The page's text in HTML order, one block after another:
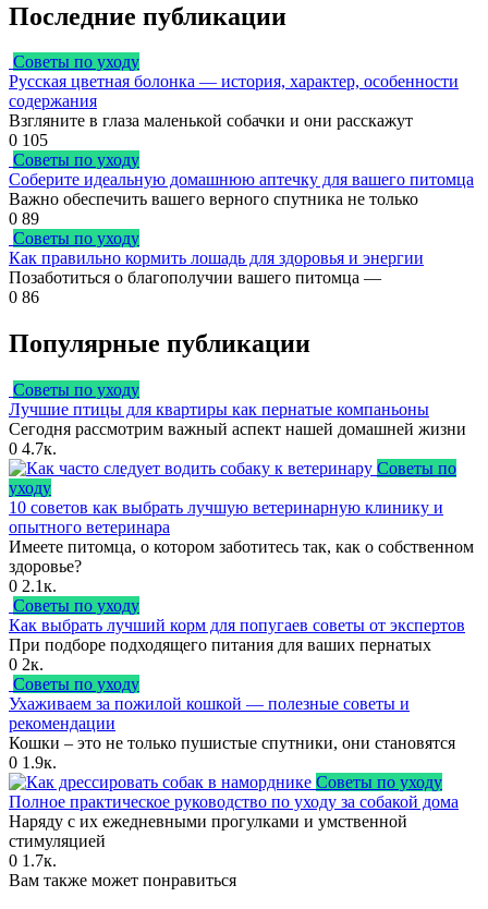
Последние публикации
Советы по уходу
Русская цветная болонка — история, характер, особенности
содержания
Взгляните в глаза маленькой собачки и они расскажут
0 105
Советы по уходу
Соберите идеальную домашнюю аптечку для вашего питомца
Важно обеспечить вашего верного спутника не только
0 89
Советы по уходу
Как правильно кормить лошадь для здоровья и энергии
Позаботиться о благополучии вашего питомца —
0 86
Популярные публикации
Советы по уходу
Лучшие птицы для квартиры как пернатые компаньоны
Сегодня рассмотрим важный аспект нашей домашней жизни
0 4.7к.
Советы по
уходу
10 советов как выбрать лучшую ветеринарную клинику и
опытного ветеринара
Имеете питомца, о котором заботитесь так, как о собственном
здоровье?
0 2.1к.
Советы по уходу
Как выбрать лучший корм для попугаев советы от экспертов
При подборе подходящего питания для ваших пернатых
0 2к.
Советы по уходу
Ухаживаем за пожилой кошкой — полезные советы и
рекомендации
Кошки – это не только пушистые спутники, они становятся
0 1.9к.
Советы по уходу
Полное практическое руководство по уходу за собакой дома
Наряду с их ежедневными прогулками и умственной
стимуляцией
0 1.7к.
Вам также может понравиться